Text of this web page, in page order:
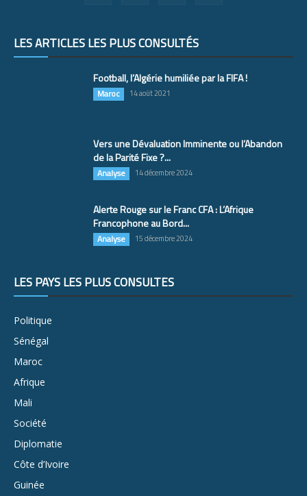
LES ARTICLES LES PLUS CONSULTÉS
Football, l’Algérie humiliée par la FIFA !
Maroc 14 août 2021
Vers une Dévaluation Imminente ou l’Abandon
de la Parité Fixe ?...
Analyse 14 décembre 2024
Alerte Rouge sur le Franc CFA : L’Afrique
Francophone au Bord...
Analyse 15 décembre 2024
LES PAYS LES PLUS CONSULTÉS
Politique
Sénégal
Maroc
Afrique
Mali
Société
Diplomatie
Côte d’Ivoire
Guinée